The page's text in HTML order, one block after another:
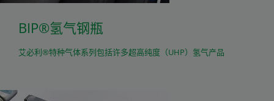
BIP®氢气钢瓶
艾必利®特种气体系列包括许多超高纯度（UHP）氢气产品